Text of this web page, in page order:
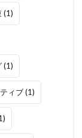
(1)
(1)
ィブ(1)